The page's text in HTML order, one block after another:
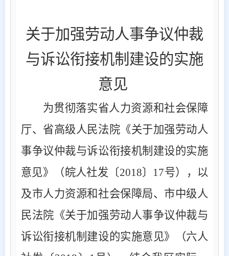
关于加强劳动人事争议仲裁
与诉讼衔接机制建设的实施
意见
为贯彻落实省人力资源和社会保障
厅、省高级人民法院《关于加强劳动人
事争议仲裁与诉讼衔接机制建设的实施
意见》（皖人社发〔2018〕 17号），以
及市人力资源和社会保障局、市中级人
民法院《关于加强劳动人事争议仲裁与
诉讼衔接机制建设的实施意见》（六人